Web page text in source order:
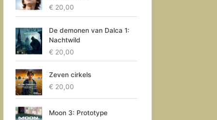
€ 20,00
De demonen van Dalca 1:
Nachtwild
€ 20,00
Zeven cirkels
€ 20,00
Moon 3: Prototype